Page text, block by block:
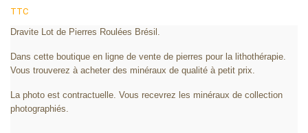
TTC
Dravite Lot de Pierres Roulées Brésil.
Dans cette boutique en ligne de vente de pierres pour la lithothérapie.
Vous trouverez à acheter des minéraux de qualité à petit prix.
La photo est contractuelle. Vous recevrez les minéraux de collection
photographiés.